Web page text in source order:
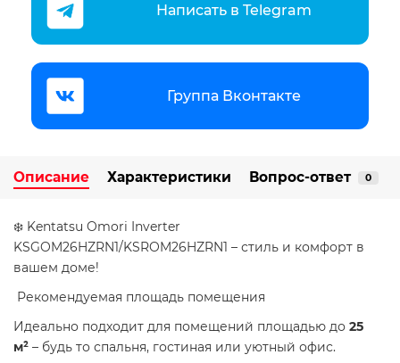
Написать в Telegram
Группа Вконтакте
Описание Характеристики Вопрос-ответ 0
❄️ Kentatsu Omori Inverter
KSGOM26HZRN1/KSROM26HZRN1 – стиль и комфорт в
вашем доме!
​ Рекомендуемая площадь помещения
Идеально подходит для помещений площадью до 25
м² – будь то спальня, гостиная или уютный офис.​